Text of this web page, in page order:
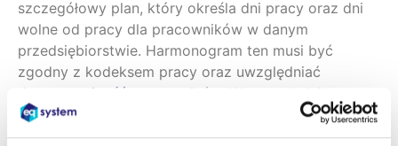
szczegółowy plan, który określa dni pracy oraz dni
wolne od pracy dla pracowników w danym
przedsiębiorstwie. Harmonogram ten musi być
zgodny z kodeksem pracy oraz uwzględniać
dyspozycyjność pracowników. W ramach dni pracy
harmonogram precyzuje godziny, w których
pracownicy powinni wykonywać swoje obowiązki.